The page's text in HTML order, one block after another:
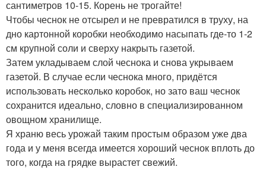
сантиметров 10-15. Корень не трогайте!
Чтобы чеснок не отсырел и не превратился в труху, на
дно картонной коробки необходимо насыпать где-то 1-2
см крупной соли и сверху накрыть газетой.
Затем укладываем слой чеснока и снова укрываем
газетой. В случае если чеснока много, придётся
использовать несколько коробок, но зато ваш чеснок
сохранится идеально, словно в специализированном
овощном хранилище.
Я храню весь урожай таким простым образом уже два
года и у меня всегда имеется хороший чеснок вплоть до
того, когда на грядке вырастет свежий.